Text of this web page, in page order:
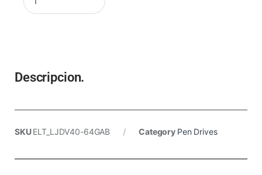
Descripcion.
SKUELT_LJDV40-64GAB Category Pen Drives